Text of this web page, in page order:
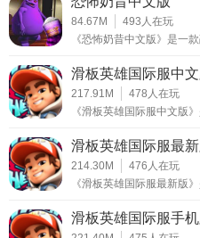
84.67M 493 人在玩
《恐怖奶昔中文版》是一
滑板英雄国际服中文
217.91M 478 人在玩
《滑板英雄国际服中文版
滑板英雄国际服最新
214.30M 476 人在玩
《滑板英雄国际服最新版
滑板英雄国际服手机